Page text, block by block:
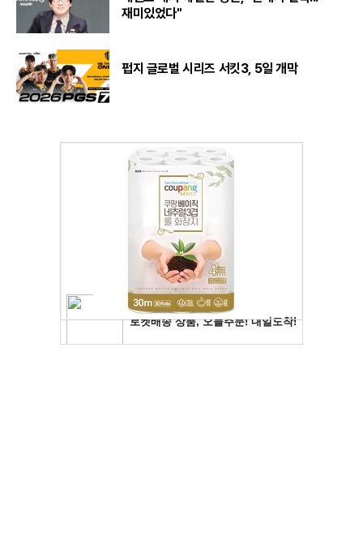
재미있었다"
펍지 글로벌 시리즈 서킷3, 5일 개막